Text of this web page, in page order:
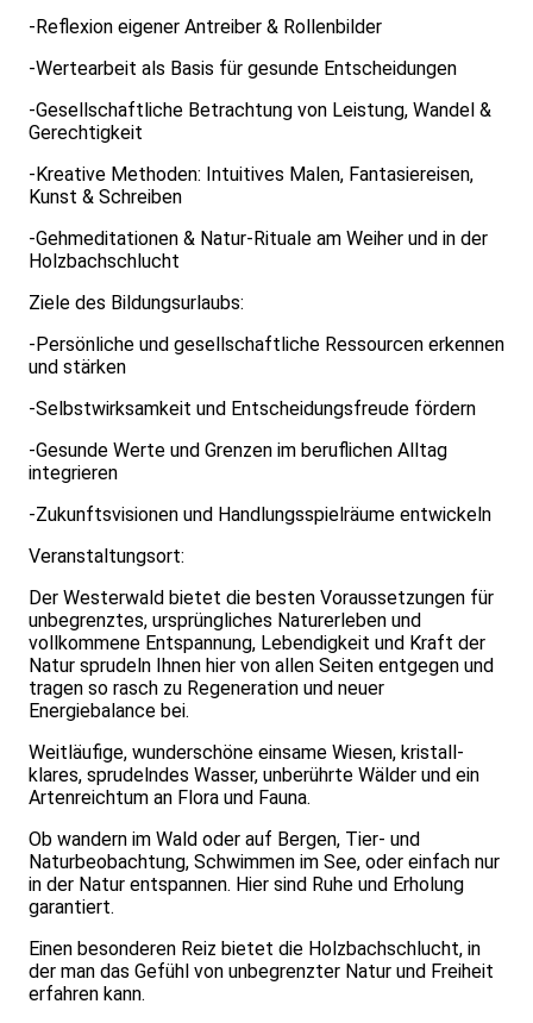
-Reflexion eigener Antreiber & Rollenbilder
-Wertearbeit als Basis für gesunde Entscheidungen
-Gesellschaftliche Betrachtung von Leistung, Wandel &
Gerechtigkeit
-Kreative Methoden: Intuitives Malen, Fantasiereisen,
Kunst & Schreiben
-Gehmeditationen & Natur-Rituale am Weiher und in der
Holzbachschlucht
Ziele des Bildungsurlaubs:
-Persönliche und gesellschaftliche Ressourcen erkennen
und stärken
-Selbstwirksamkeit und Entscheidungsfreude fördern
-Gesunde Werte und Grenzen im beruflichen Alltag
integrieren
-Zukunftsvisionen und Handlungsspielräume entwickeln
Veranstaltungsort:
Der Westerwald bietet die besten Voraussetzungen für
unbegrenztes, ursprüngliches Naturerleben und
vollkommene Entspannung, Lebendigkeit und Kraft der
Natur sprudeln Ihnen hier von allen Seiten entgegen und
tragen so rasch zu Regeneration und neuer
Energiebalance bei.
Weitläufige, wunderschöne einsame Wiesen, kristall-
klares, sprudelndes Wasser, unberührte Wälder und ein
Artenreichtum an Flora und Fauna.
Ob wandern im Wald oder auf Bergen, Tier- und
Naturbeobachtung, Schwimmen im See, oder einfach nur
in der Natur entspannen. Hier sind Ruhe und Erholung
garantiert.
Einen besonderen Reiz bietet die Holzbachschlucht, in
der man das Gefühl von unbegrenzter Natur und Freiheit
erfahren kann.